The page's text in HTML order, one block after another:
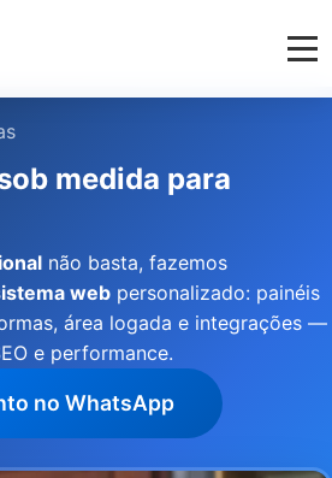
medida para
não basta, fazemos
web personalizado: painéis
área logada e integrações —
e performance.
no WhatsApp